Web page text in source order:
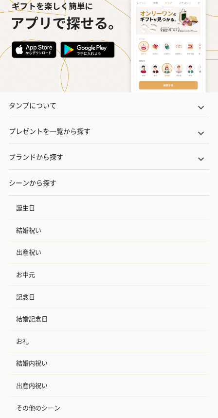
タンプについて
プレゼントを一覧から探す
ブランドから探す
シーンから探す
誕生日
結婚祝い
出産祝い
お中元
記念日
結婚記念日
お礼
結婚内祝い
出産内祝い
その他のシーン